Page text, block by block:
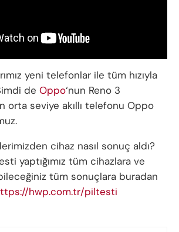
yeni telefonlar ile tüm hızıyla
de Oppo‘nun Reno 3
orta seviye akıllı telefonu Oppo
cihaz nasıl sonuç aldı?
yaptığımız tüm cihazlara ve
tüm sonuçlara buradan
hwp.com.tr/piltesti